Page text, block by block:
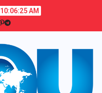
10:06:27 AM